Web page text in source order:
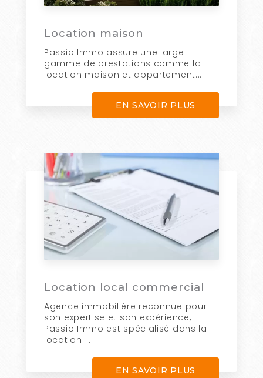
Location maison
Passio Immo assure une large
gamme de prestations comme la
location maison et appartement....
EN SAVOIR PLUS
Location local commercial
Agence immobilière reconnue pour
son expertise et son expérience,
Passio Immo est spécialisé dans la
location....
EN SAVOIR PLUS